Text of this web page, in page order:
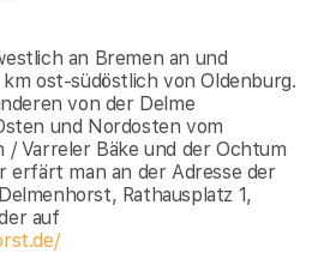
an Bremen an und
ost-südöstlich von Oldenburg.
von der Delme
und Nordosten vom
/ Varreler Bäke und der Ochtum
erfärt man an der Adresse der
Rathausplatz 1,
auf